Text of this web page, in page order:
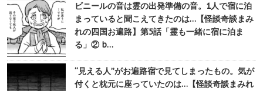
ビニールの音は霊の出発準備の音。1人で宿に泊
まっていると聞こえてきたのは…【怪談奇談まみ
れの四国お遍路】第5話「霊も一緒に宿に泊ま
る」② b…
“見える人”がお遍路宿で見てしまったもの。気が
付くと枕元に座っていたのは…【怪談奇談まみれ